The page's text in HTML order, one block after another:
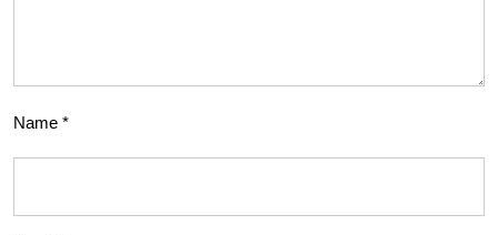
Name *